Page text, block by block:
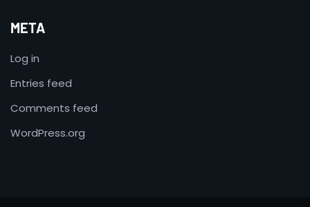
META
Log in
Entries feed
Comments feed
WordPress.org